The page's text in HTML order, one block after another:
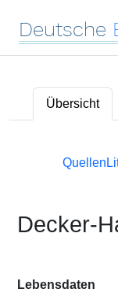
Deutsche
Übersicht
Quellen
Decker-
Lebensdaten